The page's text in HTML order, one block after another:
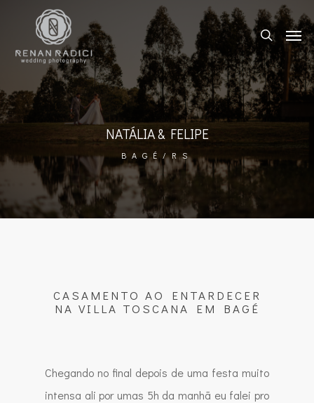
NATÁLIA & FELIPE
BAGÉ/RS
CASAMENTO AO ENTARDECER
NA VILLA TOSCANA EM BAGÉ
Chegando no final depois de uma festa muito
intensa ali por umas 5h da manhã eu falei pro